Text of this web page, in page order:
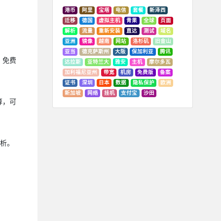
免费
可
。
港币 阿里 宝塔 电信 套餐
新泽西
迁移
德国 虚拟主机 青果 全球
页面
解析
流量 重新安装 直达 测试
域名
亚洲
镜像 越南 网站 洛杉矶
旧金山
亚当
德克萨斯州 大阪 保加利亚
腾讯
达拉斯
亚特兰大 雅安 主机
摩尔多瓦
加利福尼亚州
带宽 机房 免费版
备案
证书
深圳 日本 数据 隐私保护
欧洲
新加坡
网络 挂机 支付宝 沙田